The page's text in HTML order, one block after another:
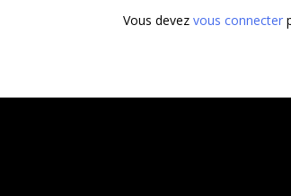
Vous devez vous connecter